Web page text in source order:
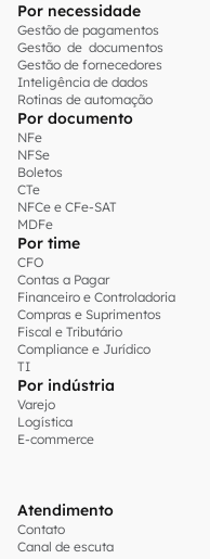
Por necessidade
Gestão de pagamentos
Gestão de documentos
Gestão de fornecedores
Inteligência de dados
Rotinas de automação
Por documento
NFe
NFSe
Boletos
CTe
NFCe e CFe-SAT
MDFe
Por time
CFO
Contas a Pagar
Financeiro e Controladoria
Compras e Suprimentos
Fiscal e Tributário
Compliance e Jurídico
TI
Por indústria
Varejo
Logística
E-commerce
Atendimento
Contato
Canal de escuta